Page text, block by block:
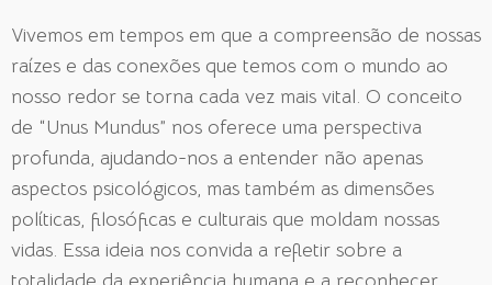
Vivemos em tempos em que a compreensão de nossas
raízes e das conexões que temos com o mundo ao
nosso redor se torna cada vez mais vital. O conceito
de “Unus Mundus” nos oferece uma perspectiva
profunda, ajudando-nos a entender não apenas
aspectos psicológicos, mas também as dimensões
políticas, filosóficas e culturais que moldam nossas
vidas. Essa ideia nos convida a refletir sobre a